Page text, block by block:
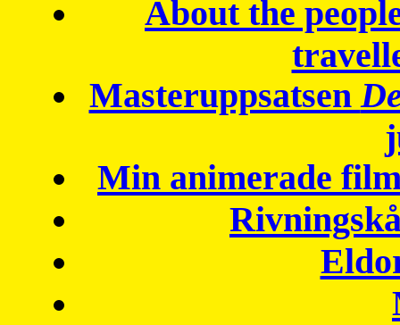
About the
Masteruppsatsen
Min animerade